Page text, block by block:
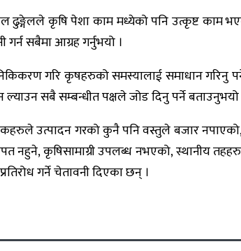
ढुङ्गेलले कृषि पेशा काम मध्येको पनि उत्कृष्ट काम
सबैमा आग्रह गर्नुभयो ।
गरि कृषहरुको समस्यालाई समाधान गरिनु
ल्याउन सबै सम्बन्धीत पक्षले जोड दिनु पर्ने
उत्पादन गरको कुनै पनि वस्तुले बजार नपाएको,
नहुने, कृषिसामाग्री उपलब्ध नभएको, स्थानीय
गर्ने चेतावनी दिएका छन् ।